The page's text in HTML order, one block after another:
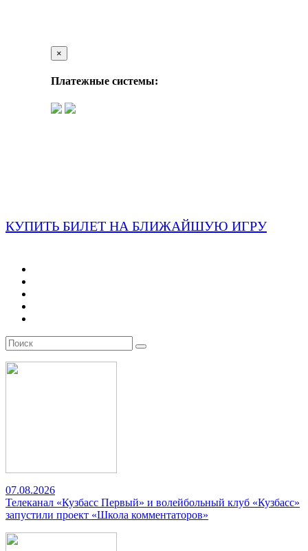
×
Платежные системы:
КУПИТЬ БИЛЕТ НА БЛИЖАЙШУЮ ИГРУ
07.08.2026
Телеканал «Кузбасс Первый» и волейбольный клуб «Кузбасс»
запустили проект «Школа комментаторов»